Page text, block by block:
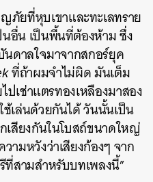
ภัยที่หุบเขาและทะเลทราย
อื่น เป็นพื้นที่ต้องห้าม ซึ่ง
ดาลใจมาจากสกอร์ยุค
ที่ถ้าผมจำไม่ผิด มันเต็ม
ปเช่าแตรทองเหลืองมาสอง
เล่นด้วยกันได้ วันนั้นเป็น
เสียงกันในโบสถ์ขนาดใหญ่
มหวังว่าเสียงก้องๆ จาก
ที่สามสำหรับบทเพลงนี้”